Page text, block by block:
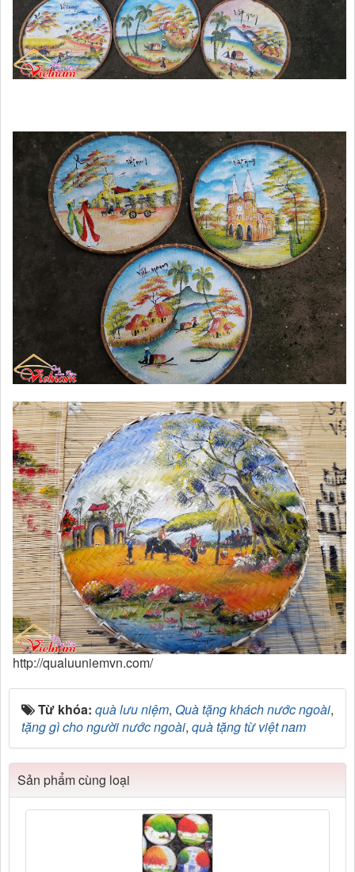
http://qualuuniemvn.com/
Từ khóa: quà lưu niệm, Quà tặng khách nước ngoài,
tặng gì cho người nước ngoài, quà tặng từ việt nam
Sản phẩm cùng loại